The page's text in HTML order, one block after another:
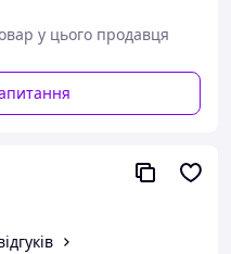
штатних
у цього продавця